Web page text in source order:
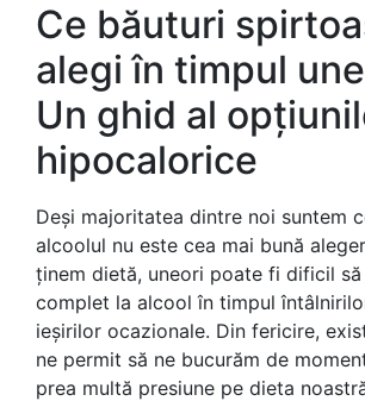
Ce băuturi
alegi în timpul
Un ghid al
hipocalorice
Deși majoritatea dintre noi suntem
alcoolul nu este cea mai bună
ținem dietă, uneori poate fi dificil să
complet la alcool în timpul
ieșirilor ocazionale. Din fericire,
ne permit să ne bucurăm de
prea multă presiune pe dieta